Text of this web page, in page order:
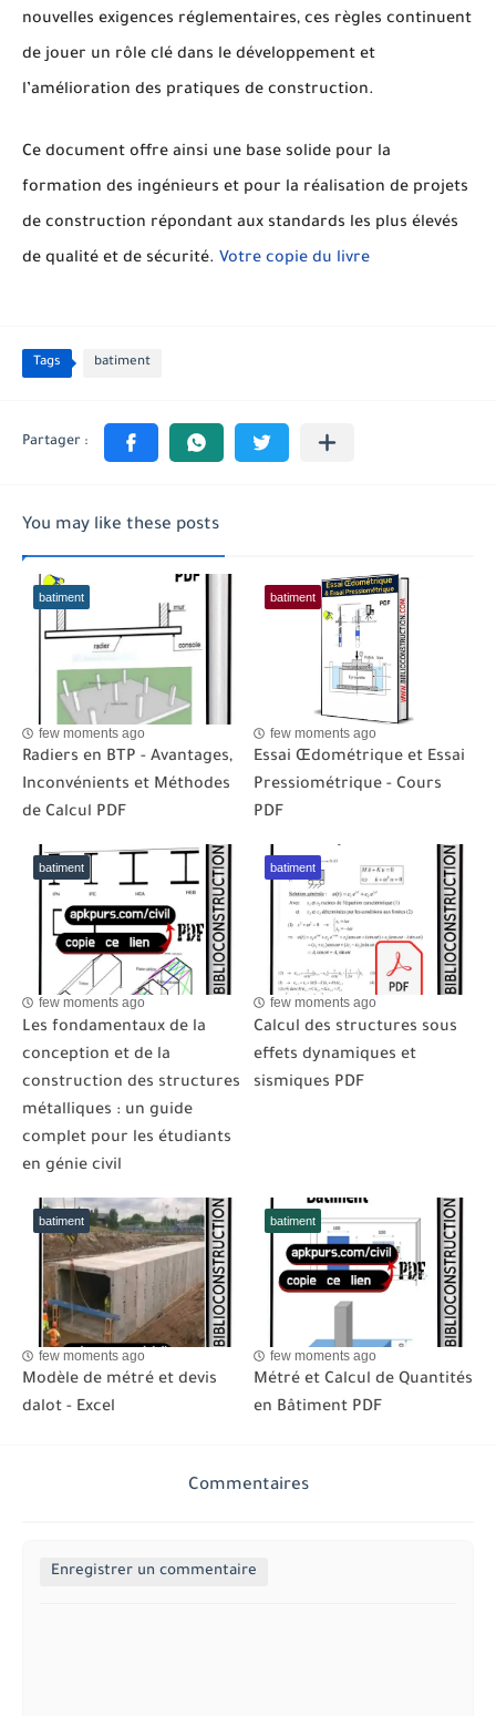
nouvelles exigences réglementaires, ces règles continuent
de jouer un rôle clé dans le développement et
l’amélioration des pratiques de construction.
Ce document offre ainsi une base solide pour la
formation des ingénieurs et pour la réalisation de projets
de construction répondant aux standards les plus élevés
de qualité et de sécurité. Votre copie du livre
Tags batiment
You may like these posts
batiment
few moments ago
Radiers en BTP - Avantages,
Inconvénients et Méthodes
de Calcul PDF
batiment
few moments ago
Essai Œdométrique et Essai
Pressiométrique - Cours
PDF
batiment
few moments ago
Les fondamentaux de la
conception et de la
construction des structures
métalliques : un guide
complet pour les étudiants
en génie civil
batiment
few moments ago
Calcul des structures sous
effets dynamiques et
sismiques PDF
batiment
few moments ago
Modèle de métré et devis
dalot - Excel
batiment
few moments ago
Métré et Calcul de Quantités
en Bâtiment PDF
Commentaires
Enregistrer un commentaire